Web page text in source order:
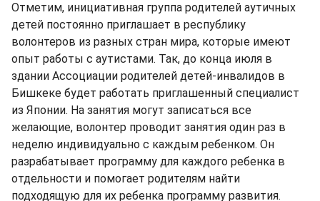
Отметим, инициативная группа родителей аутичных
детей постоянно приглашает в республику
волонтеров из разных стран мира, которые имеют
опыт работы с аутистами. Так, до конца июля в
здании Ассоциации родителей детей-инвалидов в
Бишкеке будет работать приглашенный специалист
из Японии. На занятия могут записаться все
желающие, волонтер проводит занятия один раз в
неделю индивидуально с каждым ребенком. Он
разрабатывает программу для каждого ребенка в
отдельности и помогает родителям найти
подходящую для их ребенка программу развития.